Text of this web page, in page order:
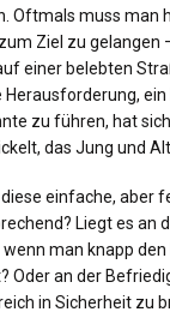
Oftmals muss man
Ziel zu gelangen
einer belebten
Herausforderung,
zu führen, hat
das Jung und
einfache, aber
Liegt es an
man knapp
Oder an der
in Sicherheit zu